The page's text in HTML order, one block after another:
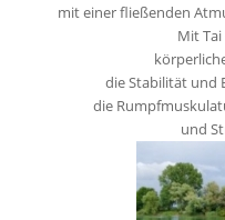
mit einer fließenden
Mit Tai
die Stabilität und
die
und